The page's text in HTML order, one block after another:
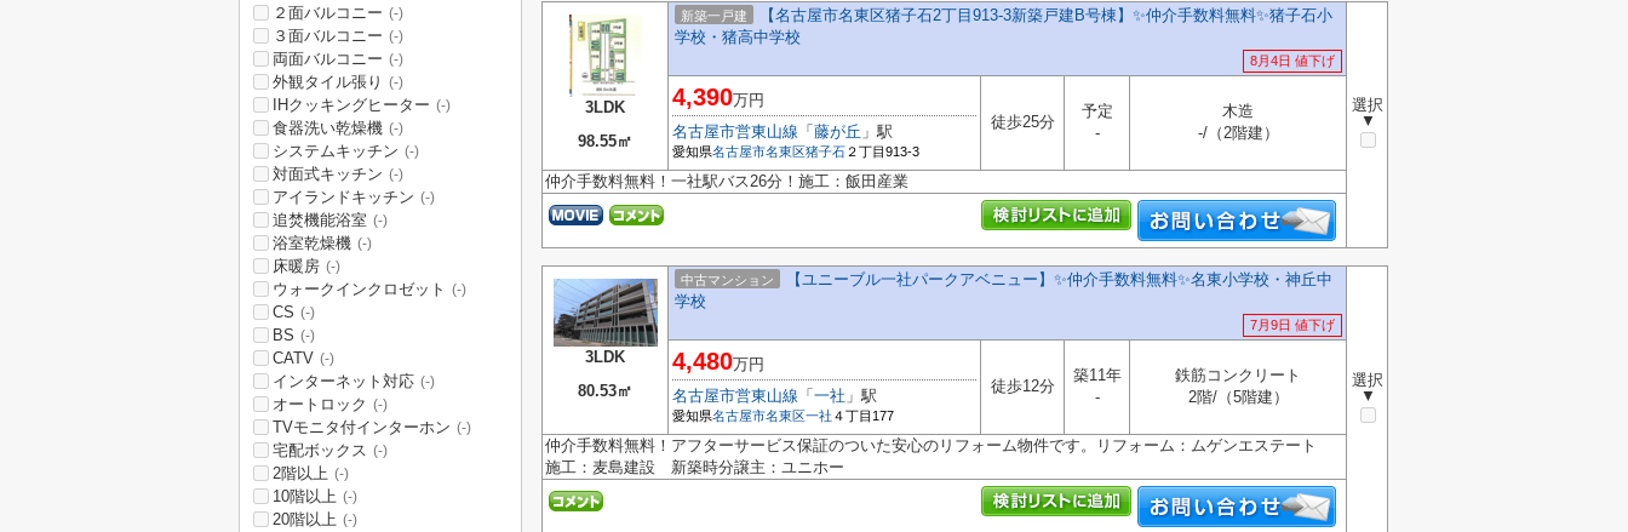
3LDK
98.55㎡
新築一戸建
【名古屋市名東区猪子石2丁目913-3新築戸建B号棟】✨️仲介手数料無料✨️猪子石小
学校・猪高中学校
8月4日 値下げ
選択
▼
4,390万円
名古屋市営東山線 「 藤が丘 」駅
愛知県名古屋市名東区猪子石 ２丁目913-3
徒歩25分
予定
-
木造
-/（2階建）
仲介手数料無料！一社駅バス26分！施工：飯田産業
3LDK
80.53㎡
中古マンション
【ユニーブル一社パークアベニュー】✨仲介手数料無料✨名東小学校・神丘中
学校
7月9日 値下げ
選択
▼
4,480万円
名古屋市営東山線 「 一社 」駅
愛知県名古屋市名東区一社 ４丁目177
徒歩12分
築11年
-
鉄筋コンクリート
2階/（5階建）
仲介手数料無料！アフターサービス保証のついた安心のリフォーム物件です。リフォーム：ムゲンエステート
施工：麦島建設 新築時分譲主：ユニホー
２面バルコニー (-)
３面バルコニー (-)
両面バルコニー (-)
外観タイル張り (-)
IHクッキングヒーター (-)
食器洗い乾燥機 (-)
システムキッチン (-)
対面式キッチン (-)
アイランドキッチン (-)
追焚機能浴室 (-)
浴室乾燥機 (-)
床暖房 (-)
ウォークインクロゼット (-)
CS (-)
BS (-)
CATV (-)
インターネット対応 (-)
オートロック (-)
TVモニタ付インターホン (-)
宅配ボックス (-)
2階以上 (-)
10階以上 (-)
20階以上 (-)